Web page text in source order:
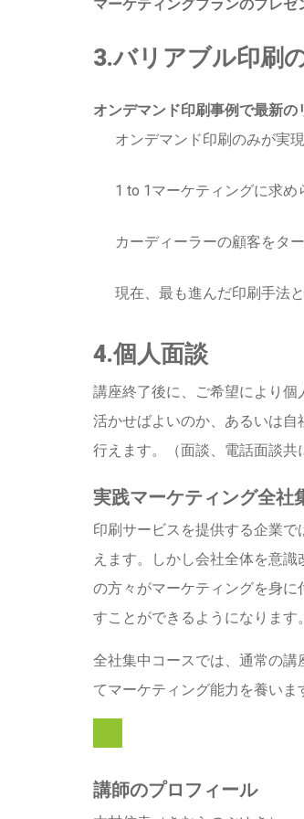
マーケティングプランのプレゼ
3.バリアブル印刷
オンデマンド印刷事例で最新
オンデマンド印刷のみが実
1 to 1マーケティングに求め
カーディーラーの顧客をタ
現在、最も進んだ印刷手法
4.個人面談
講座終了後に、ご希望により
活かせばよいのか、あるいは
行えます。（面談、電話面談共
実践マーケティング全社
印刷サービスを提供する企業
えます。しかし会社全体を意
の方々がマーケティングを身
すことができるようになります。
全社集中コースでは、通常の
てマーケティング能力を養いま
講師のプロフィール